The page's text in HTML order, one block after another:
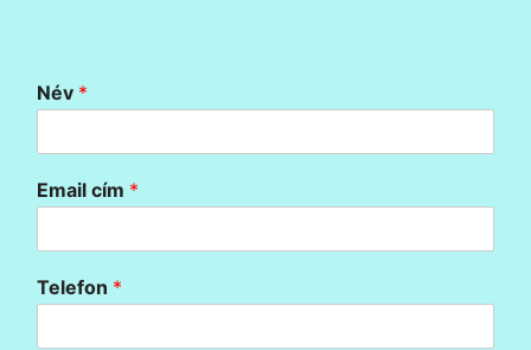
Név *
Email cím *
Telefon *